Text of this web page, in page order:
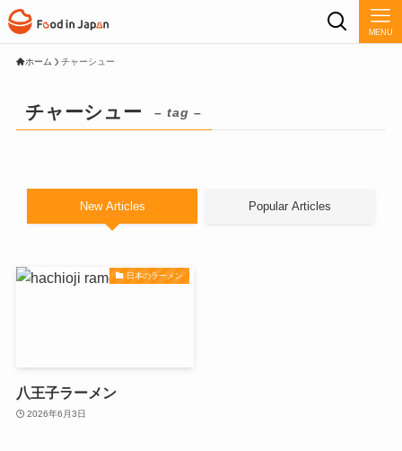
MENU
ホーム チャーシュー
チャーシュー – tag –
New Articles Popular Articles
日本のラーメン
八王子ラーメン
2026年6月3日